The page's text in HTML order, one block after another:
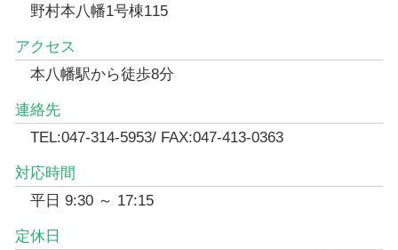
野村本八幡1号棟115
アクセス
本八幡駅から徒歩8分
連絡先
TEL:047-314-5953/ FAX:047-413-0363
対応時間
平日 9:30 ～ 17:15
定休日